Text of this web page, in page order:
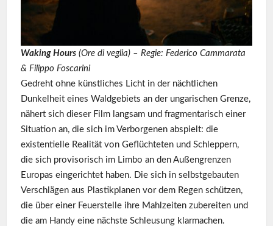
Waking Hours(Ore di veglia) – Regie: Federico Cammarata
& Filippo Foscarini
Gedreht ohne künstliches Licht in der nächtlichen
Dunkelheit eines Waldgebiets an der ungarischen Grenze,
nähert sich dieser Film langsam und fragmentarisch einer
Situation an, die sich im Verborgenen abspielt: die
existentielle Realität von Geflüchteten und Schleppern,
die sich provisorisch im Limbo an den Außengrenzen
Europas eingerichtet haben. Die sich in selbstgebauten
Verschlägen aus Plastikplanen vor dem Regen schützen,
die über einer Feuerstelle ihre Mahlzeiten zubereiten und
die am Handy eine nächste Schleusung klarmachen.